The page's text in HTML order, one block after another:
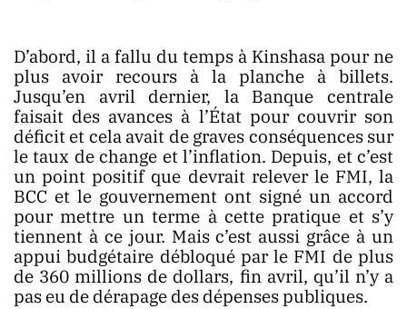
D’abord, il a fallu du temps à Kinshasa pour ne
plus avoir recours à la planche à billets.
Jusqu’en avril dernier, la Banque centrale
faisait des avances à l’État pour couvrir son
déficit et cela avait de graves conséquences sur
le taux de change et l’inflation. Depuis, et c’est
un point positif que devrait relever le FMI, la
BCC et le gouvernement ont signé un accord
pour mettre un terme à cette pratique et s’y
tiennent à ce jour. Mais c’est aussi grâce à un
appui budgétaire débloqué par le FMI de plus
de 360 millions de dollars, fin avril, qu’il n’y a
pas eu de dérapage des dépenses publiques.